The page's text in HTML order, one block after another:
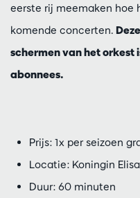
eerste rij meemaken hoe
komende concerten.
schermen van het orkest
abonnees.
Prijs: 1x per seizoen
Locatie: Koningin
Duur: 60 minuten